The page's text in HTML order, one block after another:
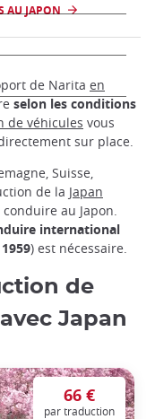
AU JAPON
de Narita en
selon les conditions
de véhicules vous
sur place.
Suisse,
de la Japan
au Japon.
international
) est nécessaire.
de
Japan
66 €
par traduction